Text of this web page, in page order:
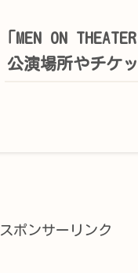
｢MEN ON
公演場所やチケ
スポンサーリンク